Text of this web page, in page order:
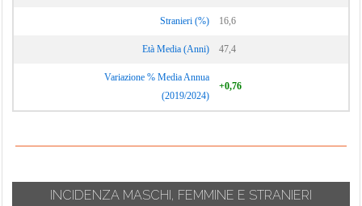
Stranieri (%) 16,6
Età Media (Anni) 47,4
Variazione % Media Annua
(2019/2024)
+0,76
INCIDENZA MASCHI, FEMMINE E STRANIERI